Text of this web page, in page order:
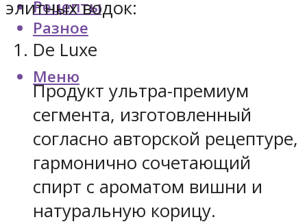
Рецепты
Разное
Меню
элитных водок:
De Luxe
Продукт ультра-премиум
сегмента, изготовленный
согласно авторской рецептуре,
гармонично сочетающий
спирт с ароматом вишни и
натуральную корицу.